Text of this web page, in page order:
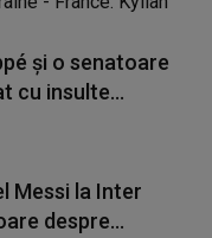
și o senatoare
cu insulte...
Messi la Inter
despre...